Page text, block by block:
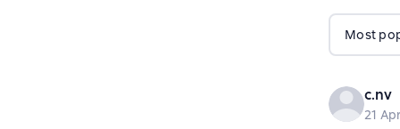
Most
c.nv
21